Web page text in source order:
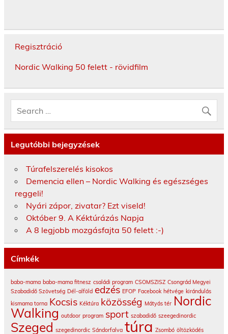
Regisztráció
Nordic Walking 50 felett - rövidfilm
Legutóbbi bejegyzések
Túrafelszerelés kisokos
Demencia ellen – Nordic Walking és egészséges
reggeli!
Nyári zápor, zivatar? Ezt viseld!
Október 9. A Kéktúrázás Napja
A 8 legjobb mozgásfajta 50 felett :-)
Címkék
baba-mama baba-mama fitnesz családi program CSOMSZISZ Csongrád Megyei
Szabadidő Szövetség Dél-alföld edzés EFOP Facebook hétvége kirándulás
kismama torna Kocsis Kéktúra közösség Mátyás tér Nordic
Walking outdoor program sport szabadidő szeegedinordic
Szeged szegedinordic Sándorfalva túra Zsombó öltözködés